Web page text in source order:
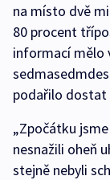
na místo dvě
80 procent
informací mělo
podařilo dostat
„Zpočátku
nesnažili oheň
stejně nebyli